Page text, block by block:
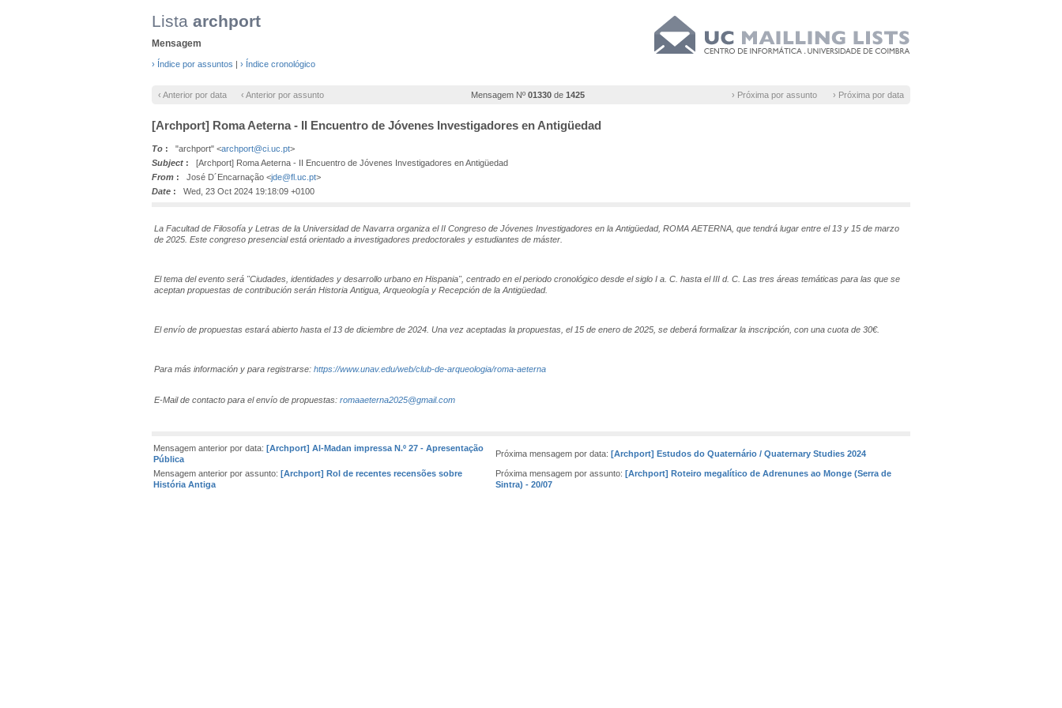
Lista archport
Mensagem
› Índice por assuntos | › Índice cronológico
‹ Anterior por data ‹ Anterior por assunto Mensagem Nº 01330 de 1425 › Próxima por assunto › Próxima por data
[Archport] Roma Aeterna - II Encuentro de Jóvenes Investigadores en Antigüedad
To : "archport" <archport@ci.uc.pt>
Subject : [Archport] Roma Aeterna - II Encuentro de Jóvenes Investigadores en Antigüedad
From : José D´Encarnação <jde@fl.uc.pt>
Date : Wed, 23 Oct 2024 19:18:09 +0100
La Facultad de Filosofía y Letras de la Universidad de Navarra organiza el II Congreso de Jóvenes Investigadores en la Antigüedad, ROMA AETERNA, que tendrá lugar entre el 13 y 15 de marzo
de 2025. Este congreso presencial está orientado a investigadores predoctorales y estudiantes de máster.
El tema del evento será "Ciudades, identidades y desarrollo urbano en Hispania", centrado en el periodo cronológico desde el siglo I a. C. hasta el III d. C. Las tres áreas temáticas para las que se
aceptan propuestas de contribución serán Historia Antigua, Arqueología y Recepción de la Antigüedad.
El envío de propuestas estará abierto hasta el 13 de diciembre de 2024. Una vez aceptadas la propuestas, el 15 de enero de 2025, se deberá formalizar la inscripción, con una cuota de 30€.
Para más información y para registrarse: https://www.unav.edu/web/club-de-arqueologia/roma-aeterna
E-Mail de contacto para el envío de propuestas: romaaeterna2025@gmail.com
Mensagem anterior por data: [Archport] Al-Madan impressa N.º 27 - Apresentação
Pública
Próxima mensagem por data: [Archport] Estudos do Quaternário / Quaternary Studies 2024
Mensagem anterior por assunto: [Archport] Rol de recentes recensões sobre
História Antiga
Próxima mensagem por assunto: [Archport] Roteiro megalítico de Adrenunes ao Monge (Serra de
Sintra) - 20/07